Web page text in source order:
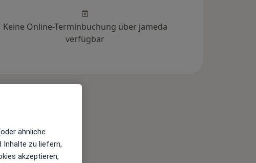
Keine Online-Terminbuchung über jameda
verfügbar
ähnliche
Inhalte zu liefern,
akzeptieren,